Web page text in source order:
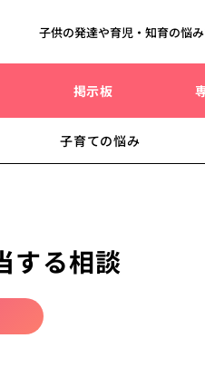
子供の発達や育児・知育の悩
掲示板
子育ての悩み
する相談